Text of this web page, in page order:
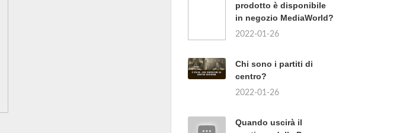
prodotto è disponibile
in negozio MediaWorld?
2022-01-26
Chi sono i partiti di
centro?
2022-01-26
Quando uscirà il